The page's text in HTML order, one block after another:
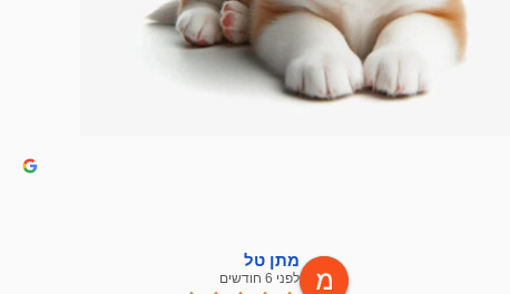
מתן טל
לפני 6 חודשים